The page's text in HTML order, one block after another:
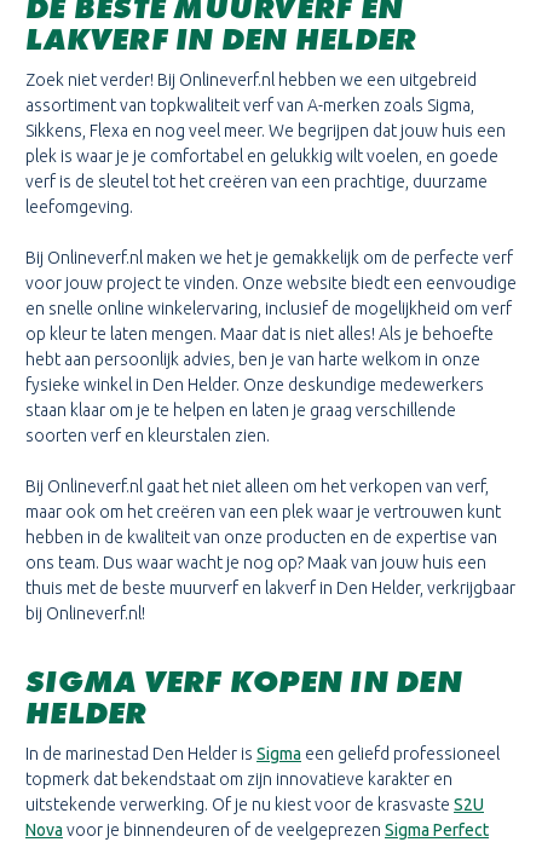
LAKVERF IN DEN HELDER
Zoek niet verder! Bij Onlineverf.nl hebben we een uitgebreid
assortiment van topkwaliteit verf van A-merken zoals Sigma,
Sikkens, Flexa en nog veel meer. We begrijpen dat jouw huis een
plek is waar je je comfortabel en gelukkig wilt voelen, en goede
verf is de sleutel tot het creëren van een prachtige, duurzame
leefomgeving.
Bij Onlineverf.nl maken we het je gemakkelijk om de perfecte verf
voor jouw project te vinden. Onze website biedt een eenvoudige
en snelle online winkelervaring, inclusief de mogelijkheid om verf
op kleur te laten mengen. Maar dat is niet alles! Als je behoefte
hebt aan persoonlijk advies, ben je van harte welkom in onze
fysieke winkel in Den Helder. Onze deskundige medewerkers
staan klaar om je te helpen en laten je graag verschillende
soorten verf en kleurstalen zien.
Bij Onlineverf.nl gaat het niet alleen om het verkopen van verf,
maar ook om het creëren van een plek waar je vertrouwen kunt
hebben in de kwaliteit van onze producten en de expertise van
ons team. Dus waar wacht je nog op? Maak van jouw huis een
thuis met de beste muurverf en lakverf in Den Helder, verkrijgbaar
bij Onlineverf.nl!
SIGMA VERF KOPEN IN DEN
HELDER
In de marinestad Den Helder is Sigma een geliefd professioneel
topmerk dat bekendstaat om zijn innovatieve karakter en
uitstekende verwerking. Of je nu kiest voor de krasvaste S2U
Nova voor je binnendeuren of de veelgeprezen Sigma Perfect